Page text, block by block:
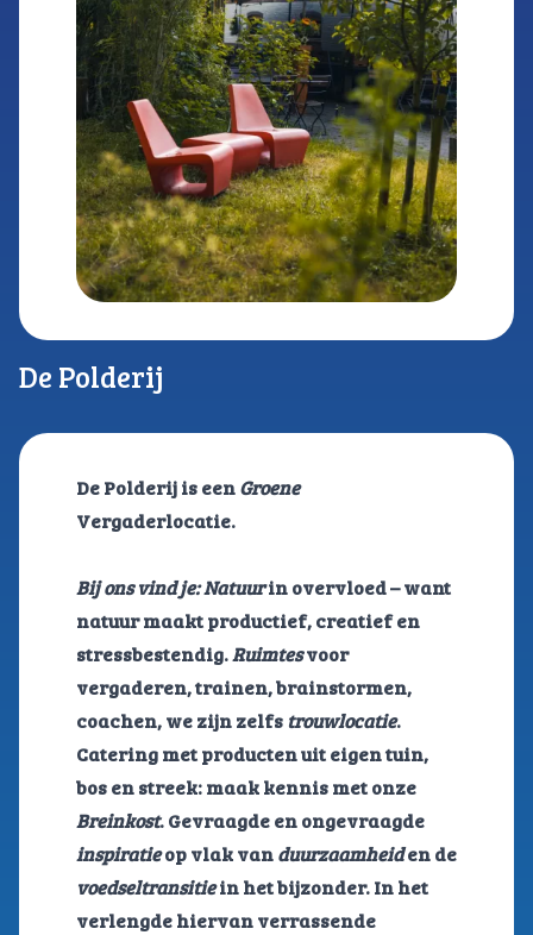
De Polderij
De Polderij is eenGroene
Vergaderlocatie.
Bij ons vind je: Natuurin overvloed – want
natuur maakt productief, creatief en
stressbestendig.Ruimtesvoor
vergaderen, trainen, brainstormen,
coachen, we zijn zelfstrouwlocatie.
Catering met producten uit eigen tuin,
bos en streek: maak kennis met onze
Breinkost.Gevraagde en ongevraagde
inspiratieop vlak vanduurzaamheiden de
voedseltransitiein het bijzonder. In het
verlengde hiervan verrassende